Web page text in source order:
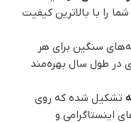
را با بالاترین کیفیت
سنگین برای هر
در طول سال بهره‌مند
تشکیل شده که روی
اینستاگرامی و